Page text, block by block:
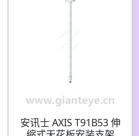
安讯士 AXIS T91B53 伸